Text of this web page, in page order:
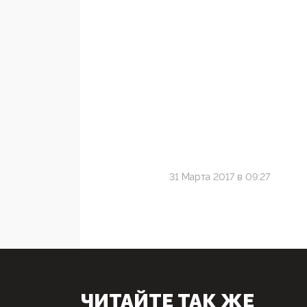
31 Марта 2017 в 09:27
ЧИТАЙТЕ ТАК ЖЕ